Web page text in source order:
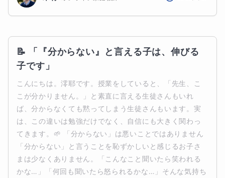
📝 「『分からない』と言える子は、伸びる
子です」
こんにちは。澪耶です。授業をしていると、「先生、こ
こが分かりません。」と素直に言える生徒さんもいれ
ば、分からなくても黙ってしまう生徒さんもいます。実
は、この違いは勉強だけでなく、自信にも大きく関わっ
てきます。🌱 「分からない」は悪いことではありません
「分からない」と言うことを恥ずかしいと感じるお子さ
まは少なくありません。「こんなこと聞いたら笑われる
かな…」「何回も聞いたら怒られるかな…」そんな気持ち